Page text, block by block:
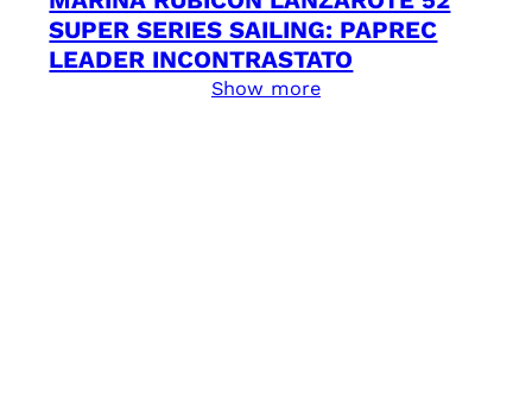
SUPER SERIES SAILING: PAPREC
LEADER INCONTRASTATO
Show more